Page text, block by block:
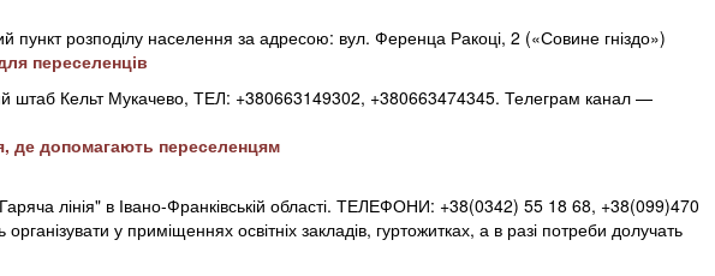
пункт розподілу населення за адресою: вул. Ференца Ракоці, 2 («Совине гніздо»)
переселенців
штаб Кельт Мукачево, ТЕЛ: +380663149302, +380663474345. Телеграм канал —
де допомагають переселенцям
лінія" в Івано-Франківській області. ТЕЛЕФОНИ: +38(0342) 55 18 68, +38(099)470
у приміщеннях освітніх закладів, гуртожитках, а в разі потреби долучать